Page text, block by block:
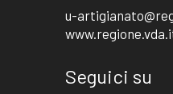
u-
Seguici su